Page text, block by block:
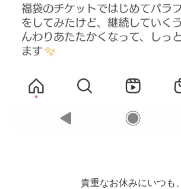
貴重なお休みにいつも、